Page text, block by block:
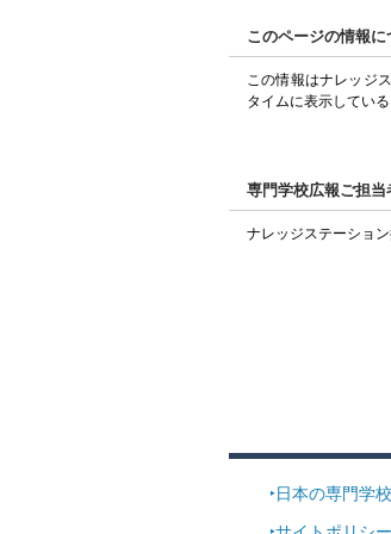
このページの情報に
この情報はナレッジ
タイムに表示してい
専門学校広報ご担当
ナレッジステーショ
日本の専門学